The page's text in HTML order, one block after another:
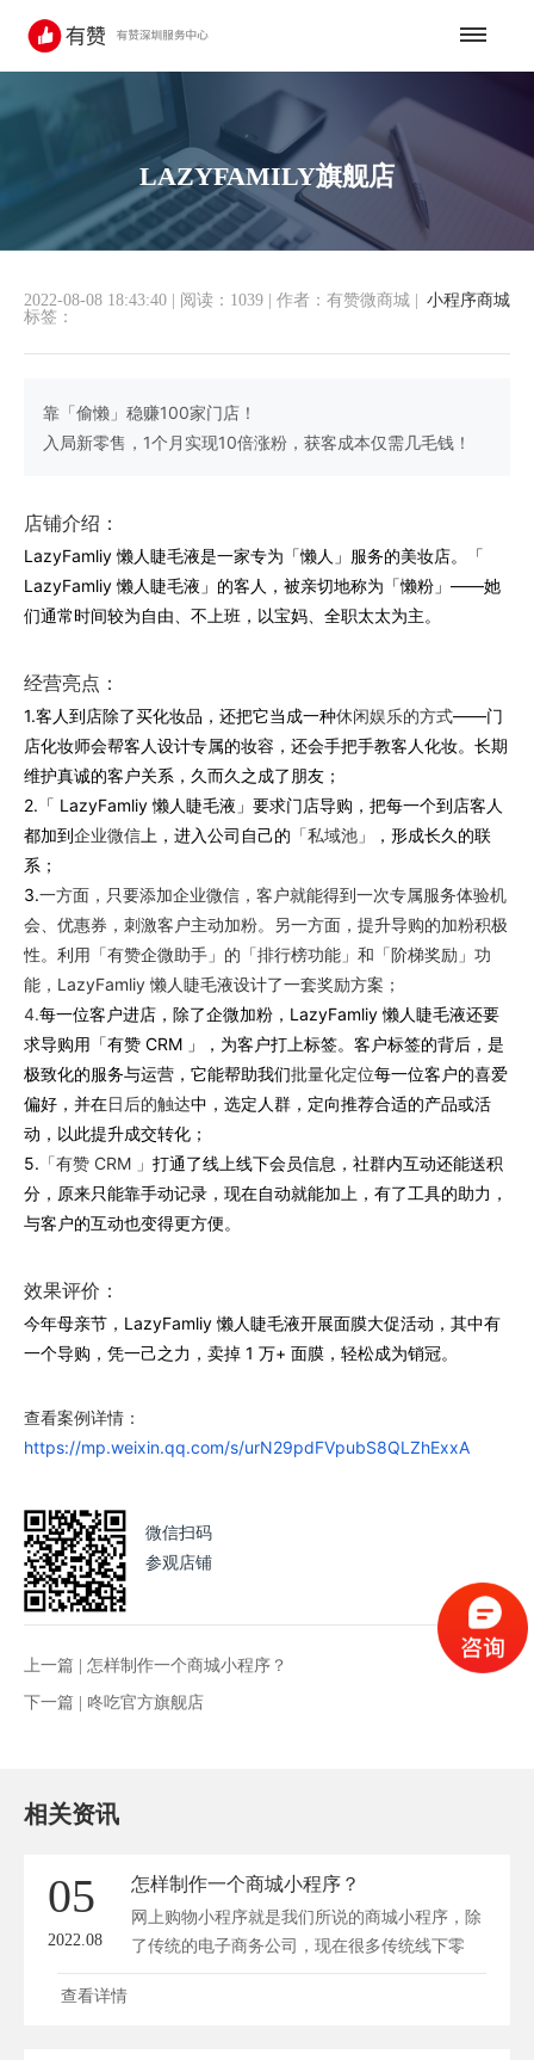
LAZYFAMILY旗舰店
小程序商城
2022-08-08 18:43:40 阅读：1039 作者：有赞微商城
标签：
靠「偷懒」稳赚100家门店！
入局新零售，1个月实现10倍涨粉，获客成本仅需几毛钱！
店铺介绍：
LazyFamliy 懒人睫毛液是一家专为「懒人」服务的美妆店。「
LazyFamliy 懒人睫毛液」的客人，被亲切地称为「懒粉」——她
们通常时间较为自由、不上班，以宝妈、全职太太为主。
经营亮点：
1.客人到店除了买化妆品，还把它当成一种休闲娱乐的方式——门
店化妆师会帮客人设计专属的妆容，还会手把手教客人化妆。长期
维护真诚的客户关系，久而久之成了朋友；
2. 「 LazyFamliy 懒人睫毛液」要求门店导购，把每一个到店客人
都加到企业微信 上，进入公司自己的 「私域池」
，形成长久的联
系；
3.一方面，只要添加企业微信，客户就能得到一次专属服务体验机
会
优惠券 ，刺激客户主动加粉。另一方面，提升导购的加粉积极
性。利用「有赞企微助手」的「排行榜功能」和「阶梯奖励」功
能，LazyFamliy 懒人睫毛液设计了一套奖励方案；
4.每一位客户进店，除了企微加粉，LazyFamliy 懒人睫毛液还要
求导购用「有赞 CRM 」，为客户打上标签。客户标签的背后，是
极致化的服务与运营，它能帮助我们批量化定位每一位客户的喜爱
偏好，并在日后的触达中，选定人群，定向推荐合适的产品或活
动，以此提升成交转化；
5. 「有赞 CRM 」 打通了线上线下会员信息，社群内互动还能送积
分，原来只能靠手动记录，现在自动就能加上，有了工具的助力，
与客户的互动也变得更方便。
效果评价：
今年母亲节，LazyFamliy 懒人睫毛液开展面膜大促活动，其中有
一个导购，凭一己之力，卖掉 1 万+ 面膜，轻松成为销冠。
查看案例详情：
https://mp.weixin.qq.com/s/urN29pdFVpubS8QLZhExxA
微信扫码
参观店铺
上一篇 | 怎样制作一个商城小程序？
下一篇 | 咚吃官方旗舰店
相关资讯
05
2022.08
怎样制作一个商城小程序？
网上购物小程序就是我们所说的商城小程序，除
了传统的电子商务公司，现在很多传统线下零
售...
查看详情